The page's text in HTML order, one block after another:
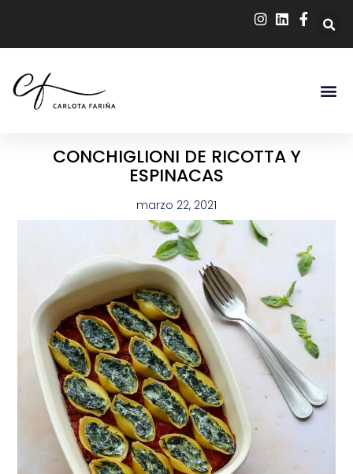
CONCHIGLIONI DE RICOTTA Y
ESPINACAS
marzo 22, 2021